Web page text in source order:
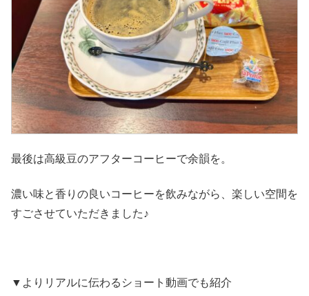
最後は高級豆のアフターコーヒーで余韻を。
濃い味と香りの良いコーヒーを飲みながら、楽しい空間を
すごさせていただきました♪
▼よりリアルに伝わるショート動画でも紹介